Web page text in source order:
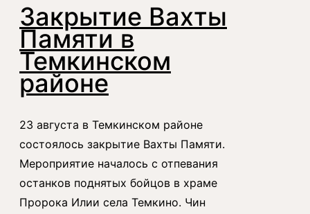
Закрытие Вахты
Памяти в
Темкинском
районе
23 августа в Темкинском районе
состоялось закрытие Вахты Памяти.
Мероприятие началось с отпевания
останков поднятых бойцов в храме
Пророка Илии села Темкино. Чин